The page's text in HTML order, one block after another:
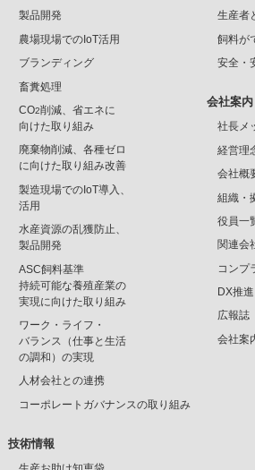
製品開発
農場現場でのIoT活用
ブランディング
畜糞処理
CO2削減、省エネに
向けた取り組み
廃棄物削減、各種ゼロ
に向けた取り組み改善
製造現場でのIoT導入、
活用
水産資源の乱獲防止、
製品開発
ASC飼料基準
持続可能な養殖産業の
実現に向けた取り組み
ワーク・ライフ・
バランス（仕事と生活
の調和）の実現
人材会社との連携
コーポレートガバナンスの取り組み
技術情報
生産者
飼料が
安全・
会社案内
社長メ
経営理
会社概
組織・
役員一
関連会
コンプ
DX推
広報誌
会社案